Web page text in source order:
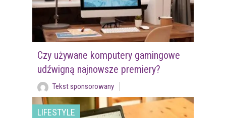
Czy używane komputery gamingowe
udźwigną najnowsze premiery?
Tekst sponsorowany
LIFESTYLE